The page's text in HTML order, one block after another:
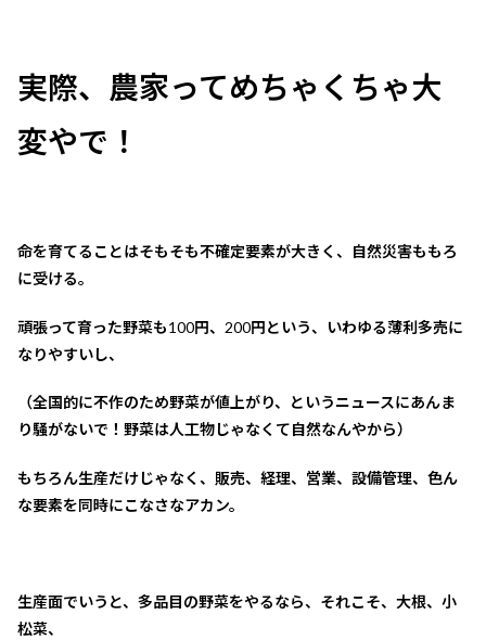
実際、農家ってめちゃくちゃ大
変やで！
命を育てることはそもそも不確定要素が大きく、自然災害ももろ
に受ける。
頑張って育った野菜も100円、200円という、いわゆる薄利多売に
なりやすいし、
（全国的に不作のため野菜が値上がり、というニュースにあんま
り騒がないで ！野菜は人工物じゃなくて自然なんやから）
もちろん生産だけじゃなく、販売、経理、営業、設備管理、色ん
な要素を同時にこなさなアカン。
生産面でいうと、多品目の野菜をやるなら、それこそ、大根、小
松菜、